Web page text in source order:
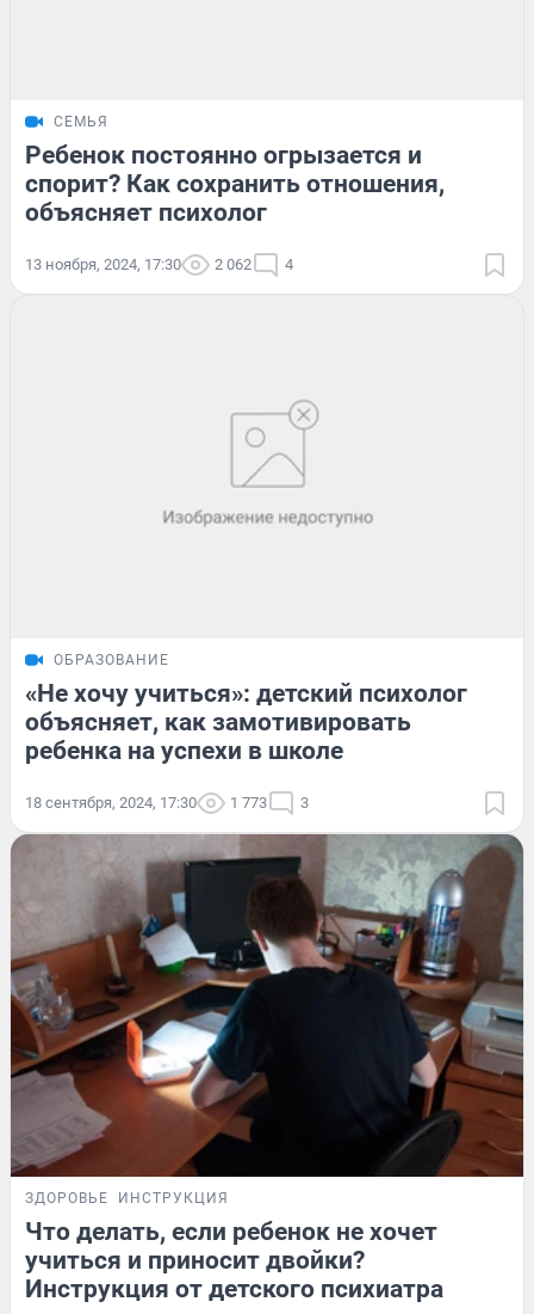
СЕМЬЯ
Ребенок постоянно огрызается и
спорит? Как сохранить отношения,
объясняет психолог
13 ноября, 2024, 17:30 2 062 4
ОБРАЗОВАНИЕ
«Не хочу учиться»: детский психолог
объясняет, как замотивировать
ребенка на успехи в школе
18 сентября, 2024, 17:30 1 773 3
ЗДОРОВЬЕ ИНСТРУКЦИЯ
Что делать, если ребенок не хочет
учиться и приносит двойки?
Инструкция от детского психиатра